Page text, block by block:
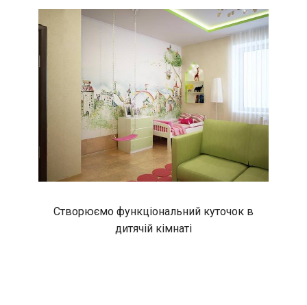
Створюємо функціональний куточок в
дитячій кімнаті